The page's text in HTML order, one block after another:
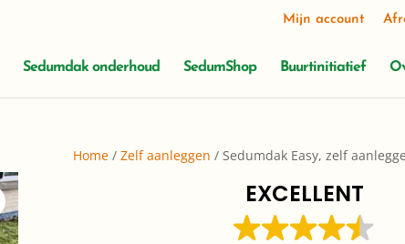
Mijn account
Sedumdak onderhoud SedumShop Buurtinitiatief
Home/ Zelf aanleggen / Sedumdak Easy, zelf
EXCELLENT